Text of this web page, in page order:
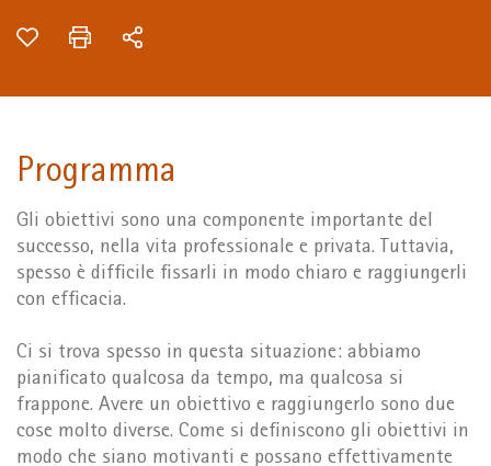
Programma
Gli obiettivi sono una componente importante del
successo, nella vita professionale e privata. Tuttavia,
spesso è difficile fissarli in modo chiaro e raggiungerli
con efficacia.
Ci si trova spesso in questa situazione: abbiamo
pianificato qualcosa da tempo, ma qualcosa si
frappone. Avere un obiettivo e raggiungerlo sono due
cose molto diverse. Come si definiscono gli obiettivi in
modo che siano motivanti e possano effettivamente